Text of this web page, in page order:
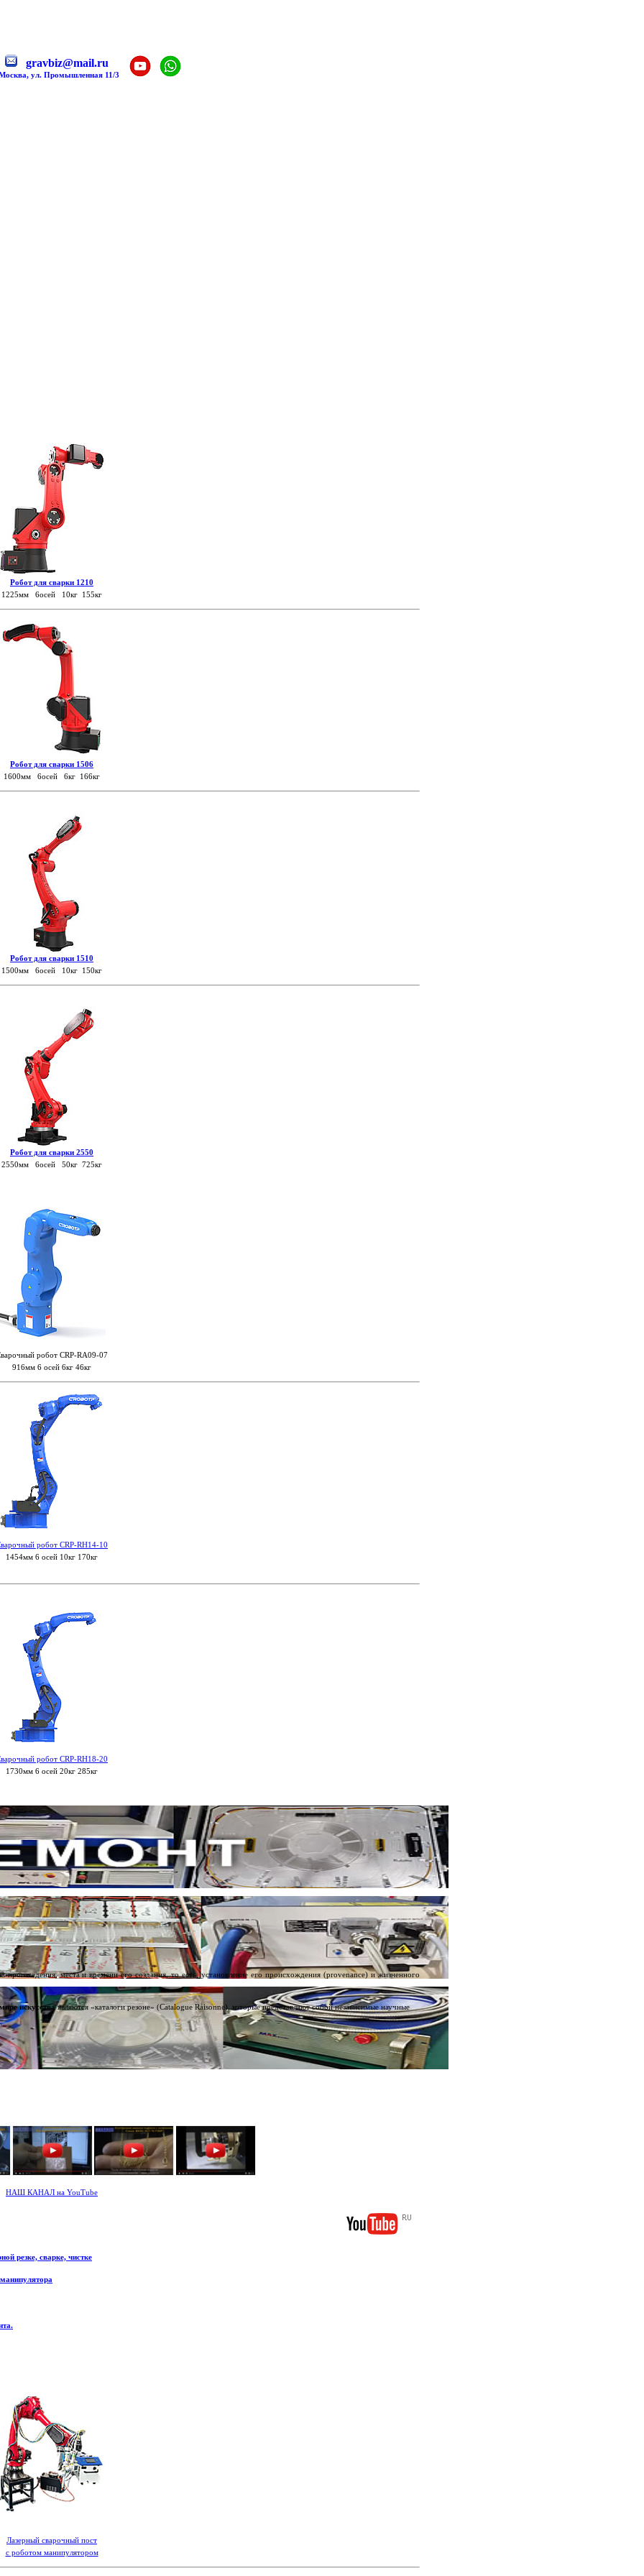
gravbiz@mail.ru
ул. Промышленная 11/3
Робот для сварки 1210
1225мм 6осей 10кг 155кг
Робот для сварки 1506
1600мм 6осей 6кг 166кг
Робот для сварки 1510
1500мм 6осей 10кг 150кг
Робот для сварки 2550
2550мм 6осей 50кг 725кг
робот CRP-RA09-07
916мм 6 осей 6кг 46кг
робот CRP-RH14-10
1454мм 6 осей 10кг 170кг
робот CRP-RH18-20
1730мм 6 осей 20кг 285кг
места и времени его создания, то есть, установление его происхождения (provenance) и жизненного
искусстваявляются «каталоги резоне» (Catalogue Raisonne), которые представляют собой независимые научные
НАШ КАНАЛ на YouTube
резке, сварке, чистке
Лазерный сварочный пост
с роботом манипулятором